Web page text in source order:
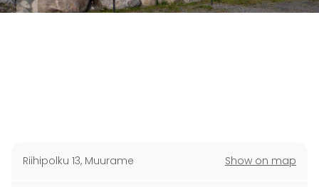
Riihipolku 13, Muurame Show on map